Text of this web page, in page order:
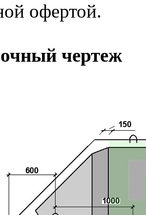
офертой.
чертеж